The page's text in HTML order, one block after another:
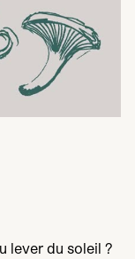
lever du soleil ?